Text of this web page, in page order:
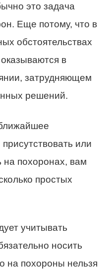
это задача
Еще потому, что в
обстоятельствах
в
затрудняющем
решений.
или
на похоронах, вам
простых
учитывать
носить
на похороны нельзя